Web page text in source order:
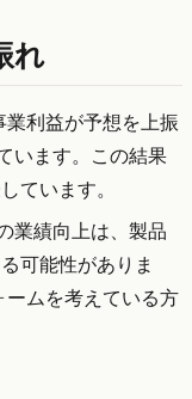
れ
利益が予想を上振
います。この結果
ています。
業績向上は、製品
可能性がありま
ムを考えている方